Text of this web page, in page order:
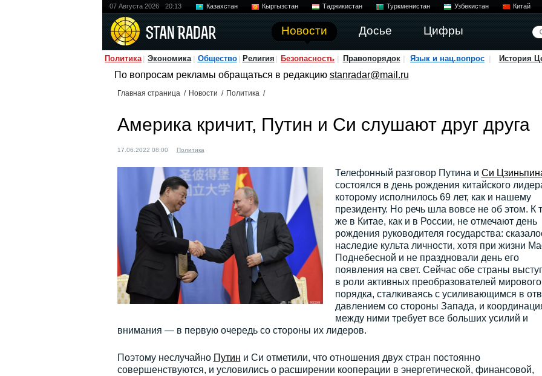
07 Августа 2026 20:13 Казахстан Кыргызстан Таджикистан Туркменистан Узбекистан Китай
Новости Досье Цифры
Политика Экономика Общество Религия Безопасность Правопорядок Язык и нац.вопрос История
По вопросам рекламы обращаться в редакцию stanradar@mail.ru
Главная страница / Новости / Политика /
Америка кричит, Путин и Си слушают друг друга
17.06.2022 08:00 Политика
Телефонный разговор Путина и Си
состоялся в день рождения китайского
которому исполнилось 69 лет, как и нашему
президенту. Но речь шла вовсе не об этом. К
же в Китае, как и в России, не отмечают день
рождения руководителя государства:
наследие культа личности, хотя при жизни
Поднебесной и не праздновали день его
появления на свет. Сейчас обе страны
в роли активных преобразователей мирового
порядка, сталкиваясь с усиливающимся в
давлением со стороны Запада, и
между ними требует все больших усилий и
внимания — в первую очередь со стороны их лидеров.
Поэтому неслучайно Путин и Си отметили, что отношения двух стран постоянно
совершенствуются, и условились о расширении кооперации в энергетической, финансовой,